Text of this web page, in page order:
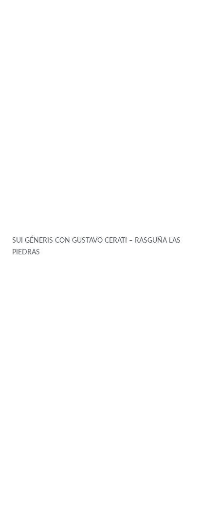
SUI GÉNERIS CON GUSTAVO CERATI – RASGUÑA LAS
PIEDRAS